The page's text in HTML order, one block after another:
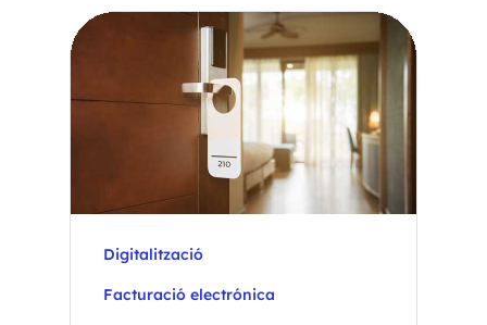
Digitalització
Facturació electrónica